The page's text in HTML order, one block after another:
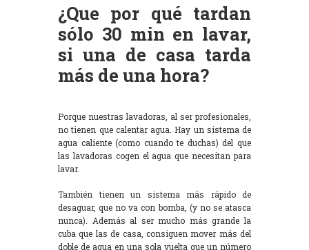
¿Que por qué tardan
sólo 30 min en lavar,
si una de casa tarda
más de una hora?
Porque nuestras lavadoras, al ser profesionales,
no tienen que calentar agua. Hay un sistema de
agua caliente (como cuando te duchas) del que
las lavadoras cogen el agua que necesitan para
lavar.
También tienen un sistema más rápido de
desaguar, que no va con bomba, (y no se atasca
nunca). Además al ser mucho más grande la
cuba que las de casa, consiguen mover más del
doble de agua en una sola vuelta que un número